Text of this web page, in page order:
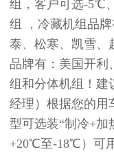
组，客户可选-5℃
组 ，冷藏机组品
泰、松寒、凯雪、
品牌有：美国开利
组和分体机组！建
经理）根据您的用
型可选装“制冷+加
+20℃至-18℃）可